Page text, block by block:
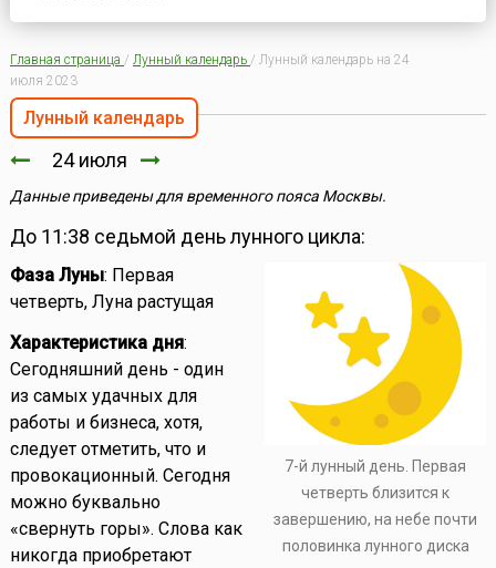
Главная страница / Лунный календарь / Лунный календарь на 24
июля 2023
Лунный календарь
24 июля
Данные приведены для временного пояса Москвы.
До 11:38 седьмой день лунного цикла:
7-й лунный день. Первая
четверть близится к
завершению, на небе почти
половинка лунного диска
Фаза Луны: Первая
четверть, Луна растущая
Характеристика дня:
Сегодняшний день - один
из самых удачных для
работы и бизнеса, хотя,
следует отметить, что и
провокационный. Сегодня
можно буквально
«свернуть горы». Слова как
никогда приобретают